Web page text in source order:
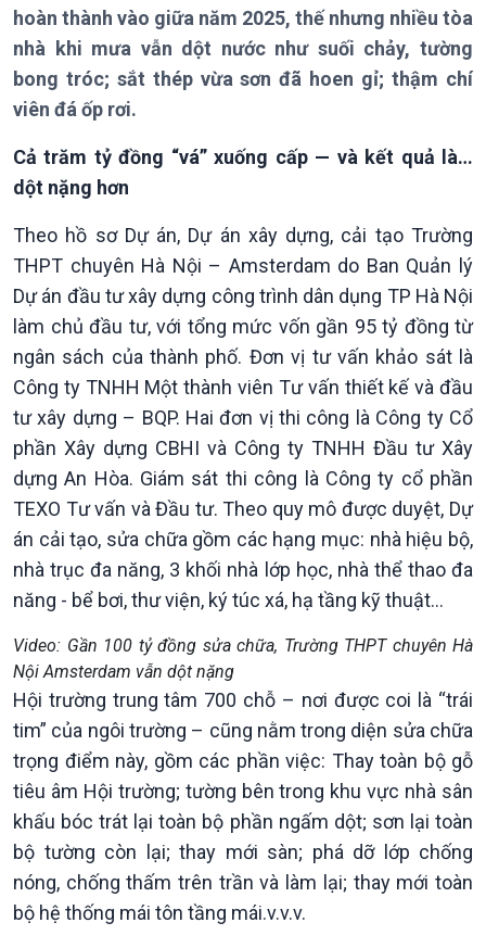
hoàn thành vào giữa năm 2025, thế nhưng nhiều tòa
nhà khi mưa vẫn dột nước như suối chảy, tường
bong tróc; sắt thép vừa sơn đã hoen gỉ; thậm chí
viên đá ốp rơi.
Cả trăm tỷ đồng “vá” xuống cấp — và kết quả là…
dột nặng hơn
Theo hồ sơ Dự án, Dự án xây dựng, cải tạo Trường
THPT chuyên Hà Nội – Amsterdam do Ban Quản lý
Dự án đầu tư xây dựng công trình dân dụng TP Hà Nội
làm chủ đầu tư, với tổng mức vốn gần 95 tỷ đồng từ
ngân sách của thành phố. Đơn vị tư vấn khảo sát là
Công ty TNHH Một thành viên Tư vấn thiết kế và đầu
tư xây dựng – BQP. Hai đơn vị thi công là Công ty Cổ
phần Xây dựng CBHI và Công ty TNHH Đầu tư Xây
dựng An Hòa. Giám sát thi công là Công ty cổ phần
TEXO Tư vấn và Đầu tư. Theo quy mô được duyệt, Dự
án cải tạo, sửa chữa gồm các hạng mục: nhà hiệu bộ,
nhà trục đa năng, 3 khối nhà lớp học, nhà thể thao đa
năng - bể bơi, thư viện, ký túc xá, hạ tầng kỹ thuật...
Video: Gần 100 tỷ đồng sửa chữa, Trường THPT chuyên Hà
Nội Amsterdam vẫn dột nặng
Hội trường trung tâm 700 chỗ – nơi được coi là “trái
tim” của ngôi trường – cũng nằm trong diện sửa chữa
trọng điểm này, gồm các phần việc: Thay toàn bộ gỗ
tiêu âm Hội trường; tường bên trong khu vực nhà sân
khấu bóc trát lại toàn bộ phần ngấm dột; sơn lại toàn
bộ tường còn lại; thay mới sàn; phá dỡ lớp chống
nóng, chống thấm trên trần và làm lại; thay mới toàn
bộ hệ thống mái tôn tầng mái.v.v.v.